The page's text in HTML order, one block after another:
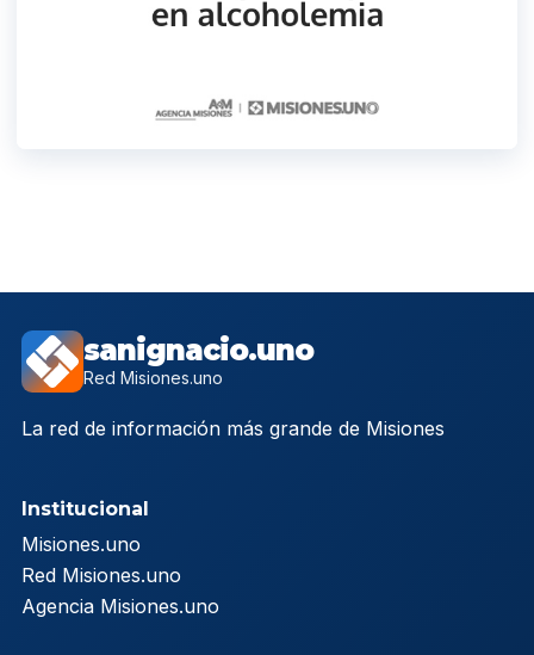
sanignacio.uno
Red Misiones.uno
La red de información más grande de Misiones
Institucional
Misiones.uno
Red Misiones.uno
Agencia Misiones.uno